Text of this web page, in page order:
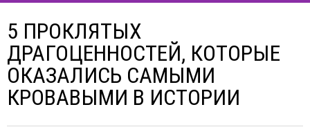
5 ПРОКЛЯТЫХ
ДРАГОЦЕННОСТЕЙ, КОТОРЫЕ
ОКАЗАЛИСЬ САМЫМИ
КРОВАВЫМИ В ИСТОРИИ